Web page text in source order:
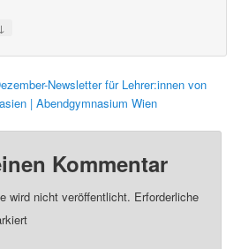
↓
Newsletter für Lehrer:innen von
| Abendgymnasium Wien
Kommentar
wird nicht veröffentlicht. Erforderliche